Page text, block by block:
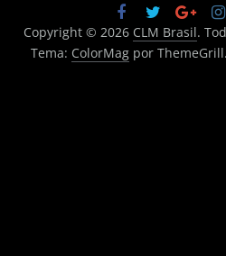
Copyright © 2026 CLM Brasil.
Tema: ColorMagpor